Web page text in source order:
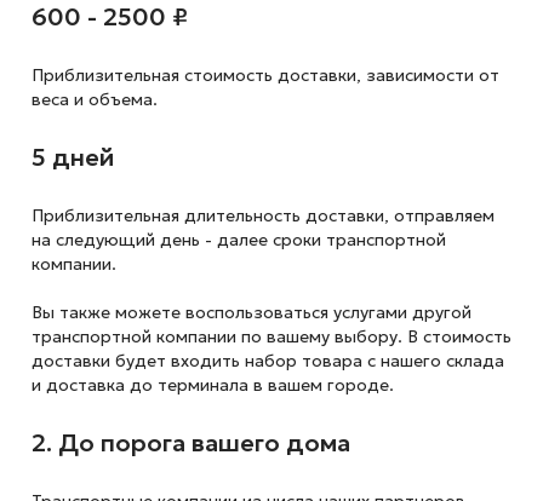
600 - 2500 ₽
Приблизительная стоимость доставки, зависимости от
веса и объема.
5 дней
Приблизительная длительность доставки, отправляем
на следующий день - далее сроки транспортной
компании.
Вы также можете воспользоваться услугами другой
транспортной компании по вашему выбору. В стоимость
доставки будет входить набор товара с нашего склада
и доставка до терминала в вашем городе.
2. До порога вашего дома